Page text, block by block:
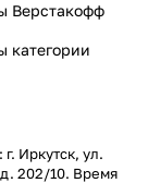
Верстакофф
категории
Иркутск, ул.
д. 202/10. Время